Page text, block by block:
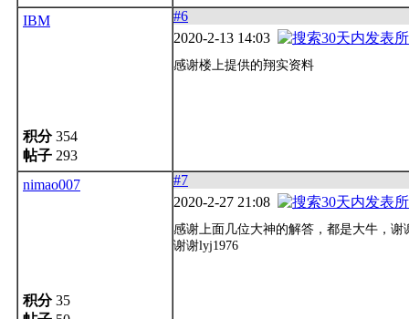
IBM
积分354
帖子 293
#6
2020-2-13 14:03
感谢楼上提供的翔实资料
nimao007
积分35
#7
2020-2-27 21:08
感谢上面几位大神的解答，都是大牛，谢
谢谢lyj1976